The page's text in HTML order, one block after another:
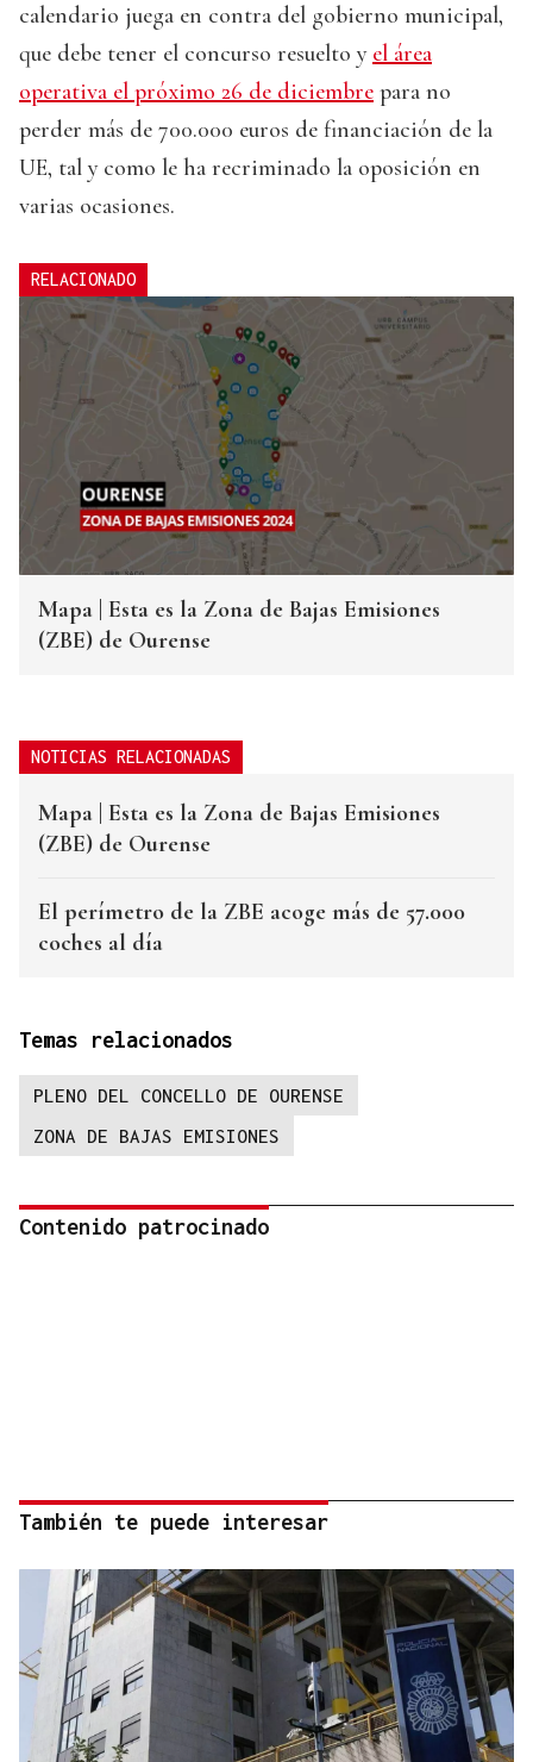
calendario juega en contra del gobierno municipal,
que debe tener el concurso resuelto y el área
operativa el próximo 26 de diciembre para no
perder más de 700.000 euros de financiación de la
UE, tal y como le ha recriminado la oposición en
varias ocasiones.
RELACIONADO
Mapa | Esta es la Zona de Bajas Emisiones
(ZBE) de Ourense
NOTICIAS RELACIONADAS
Mapa | Esta es la Zona de Bajas Emisiones
(ZBE) de Ourense
El perímetro de la ZBE acoge más de 57.000
coches al día
Temas relacionados
PLENO DEL CONCELLO DE OURENSE
ZONA DE BAJAS EMISIONES
Contenido patrocinado
También te puede interesar